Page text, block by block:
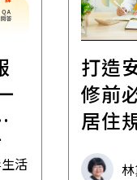
活
打造
修前
居住